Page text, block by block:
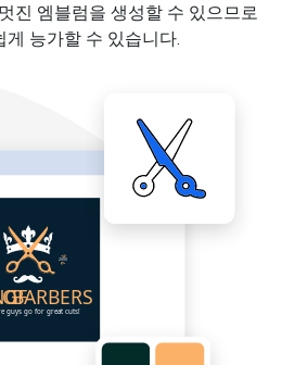
진 엠블럼을 생성할 수 있으므로
게 능가할 수 있습니다.